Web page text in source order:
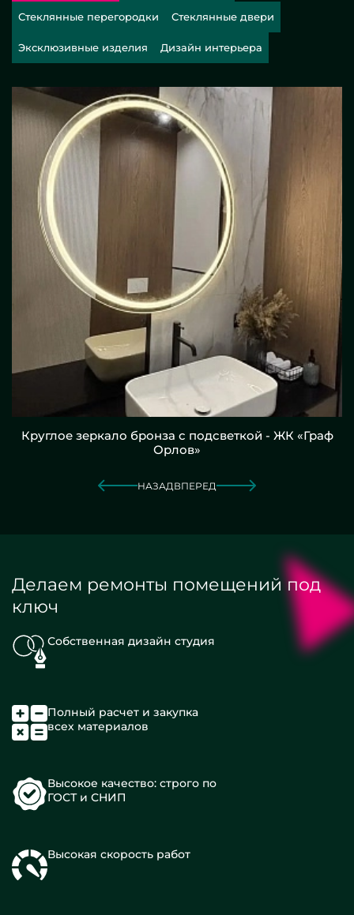
Стеклянные перегородки Стеклянные двери
Эксклюзивные изделия Дизайн интерьера
Круглое зеркало бронза с подсветкой - ЖК «Граф
Орлов»
НАЗАД ВПЕРЕД
Делаем ремонты помещений под
ключ
Собственная дизайн студия
Полный расчет и закупка
всех материалов
Высокое качество: строго по
ГОСТ и СНИП
Высокая скорость работ